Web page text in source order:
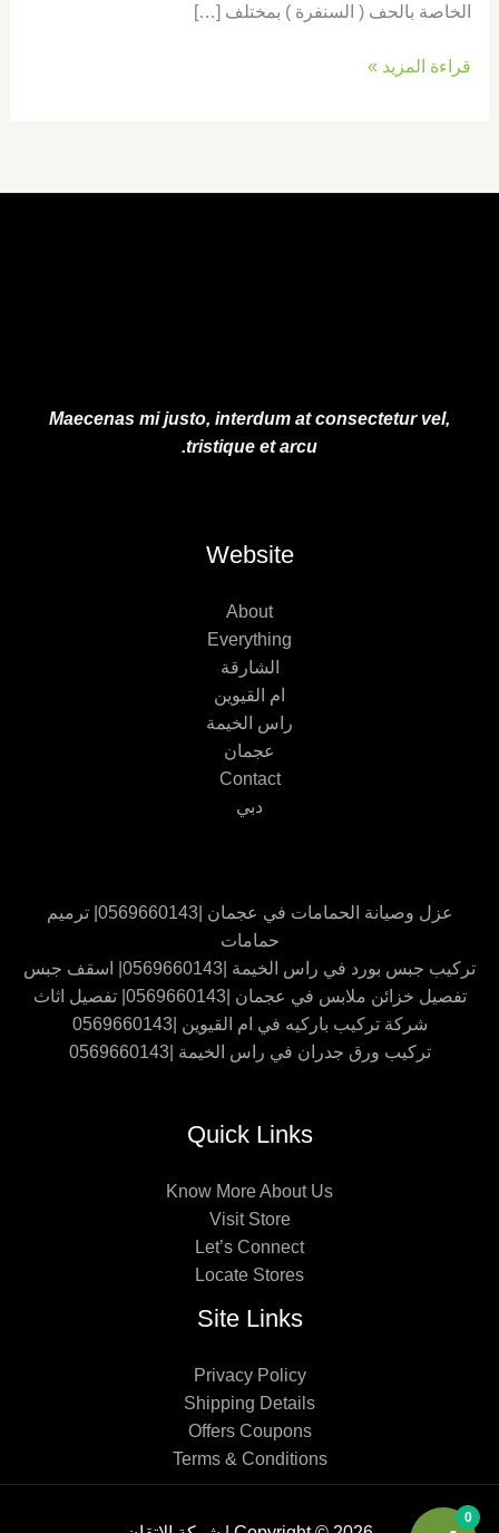
الخاصة بالحف ( السنفرة ) بمختلف […]
قراءة المزيد »
Maecenas mi justo, interdum at consectetur vel,
tristique et arcu.
Website
About
Everything
الشارقة
ام القيوين
راس الخيمة
عجمان
Contact
دبي
عزل وصيانة الحمامات في عجمان |0569660143| ترميم
حمامات
تركيب جبس بورد في راس الخيمة |0569660143| اسقف جبس
تفصيل خزائن ملابس في عجمان |0569660143| تفصيل اثاث
شركة تركيب باركيه في ام القيوين |0569660143
تركيب ورق جدران في راس الخيمة |0569660143
Quick Links
Know More About Us
Visit Store
Let’s Connect
Locate Stores
Site Links
Privacy Policy
Shipping Details
Offers Coupons
Terms & Conditions
0